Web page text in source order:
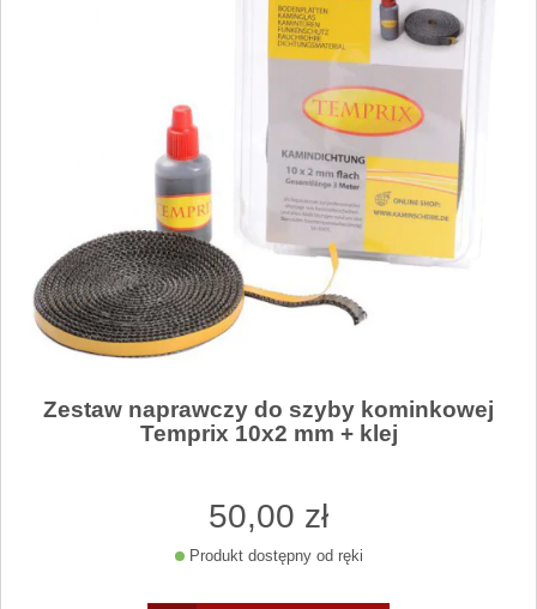
Zestaw naprawczy do szyby kominkowej
Temprix 10x2 mm + klej
50,00 zł
Produkt dostępny od ręki